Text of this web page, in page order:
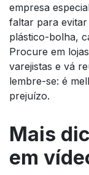
empresa
faltar para
plástico-bolha,
Procure em
varejistas e vá
lembre-se: é
prejuízo.
Mais
em